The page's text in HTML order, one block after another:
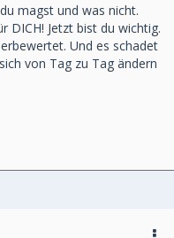
magst und was nicht.
DICH! Jetzt bist du wichtig.
Und es schadet
von Tag zu Tag ändern